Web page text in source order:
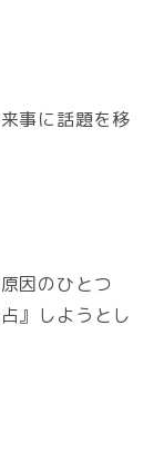
事に話題を移
因のひとつ
』しようとし